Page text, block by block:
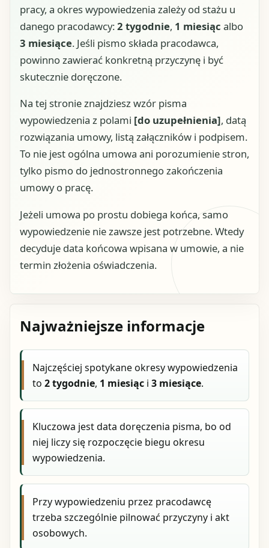
pracy, a okres wypowiedzenia zależy od stażu u
danego pracodawcy:2 tygodnie, 1 miesiąc albo
3 miesiące. Jeśli pismo składa pracodawca,
powinno zawierać konkretną przyczynę i być
skutecznie doręczone.
Na tej stronie znajdziesz wzór pisma
wypowiedzenia z polami [do uzupełnienia], datą
rozwiązania umowy, listą załączników i podpisem.
To nie jest ogólna umowa ani porozumienie stron,
tylko pismo do jednostronnego zakończenia
umowy o pracę.
Jeżeli umowa po prostu dobiega końca, samo
wypowiedzenie nie zawsze jest potrzebne. Wtedy
decyduje data końcowa wpisana w umowie, a nie
termin złożenia oświadczenia.
Najważniejsze informacje
Najczęściej spotykane okresy wypowiedzenia
to2 tygodnie, 1 miesiąc i3 miesiące.
Kluczowa jest data doręczenia pisma, bo od
niej liczy się rozpoczęcie biegu okresu
wypowiedzenia.
Przy wypowiedzeniu przez pracodawcę
trzeba szczególnie pilnować przyczyny i akt
osobowych.